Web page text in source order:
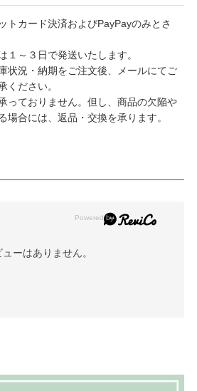
トカード決済およびPayPayのみとさ
１～３日で発送いたします。
状況・納期をご注文後、メールにてご
ください。
っておりません。但し、商品の欠陥や
場合には、返品・交換を承ります。
ューはありません。